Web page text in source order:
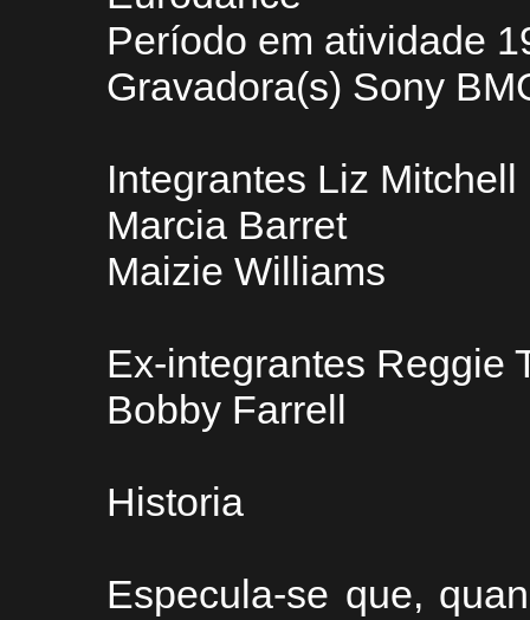
Período em atividade
Gravadora(s) Sony
Integrantes Liz Mitchell
Marcia Barret
Maizie Williams
Ex-integrantes Reggie
Bobby Farrell
Historia
Especula-se que,